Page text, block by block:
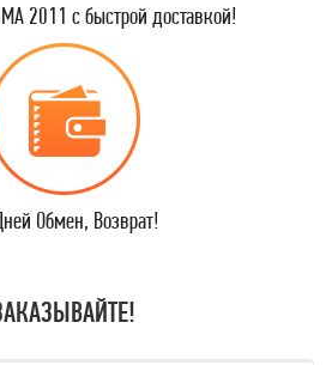
2011 с быстрой доставкой!
Обмен, Возврат!